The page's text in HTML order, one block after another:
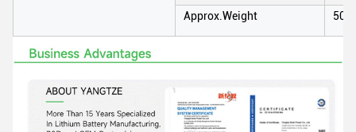
Approx.Weight